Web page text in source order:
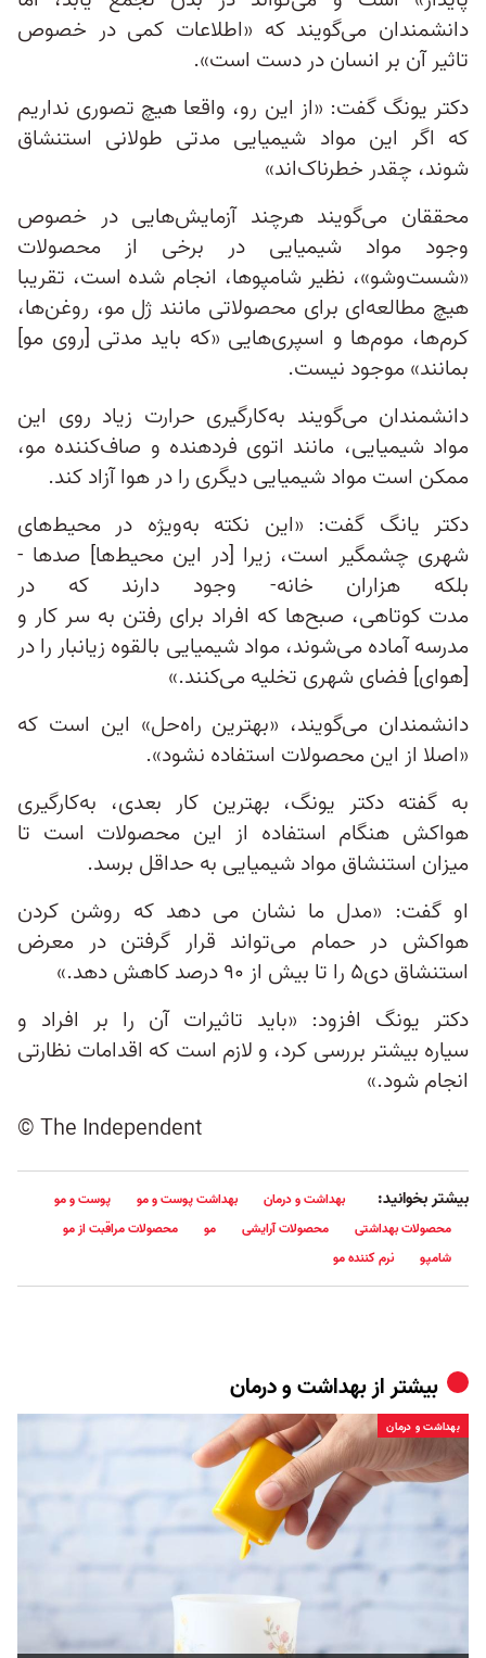
دانشمندان می‌گویند که «اطلاعات کمی در خصوص
تاثیر آن بر انسان در دست است».
دکتر یونگ گفت: «از این رو، واقعا هیچ تصوری نداریم
که اگر این مواد شیمیایی مدتی طولانی استنشاق
شوند، چقدر خطرناک‌اند»
محققان می‌گویند هرچند آزمایش‌هایی در خصوص
وجود مواد شیمیایی در برخی از محصولات
«شست‌وشو»، نظیر شامپوها، انجام شده است، تقریبا
هیچ مطالعه‌ای برای محصولاتی مانند ژل مو، روغن‌ها،
کرم‌ها، موم‌ها و اسپری‌هایی «که باید مدتی [روی مو]
بمانند» موجود نیست.
دانشمندان می‌گویند به‌کارگیری حرارت زیاد روی این
مواد شیمیایی، مانند اتوی فردهنده و صاف‌کننده مو،
ممکن است مواد شیمیایی دیگری را در هوا آزاد کند.
دکتر یانگ گفت: «این نکته به‌ویژه در محیط‌های
شهری چشمگیر است، زیرا [در این محیط‌ها] صدها -
بلکه هزاران خانه- وجود دارند که در
مدت کوتاهی، صبح‌ها که افراد برای رفتن به سر کار و
مدرسه آماده می‌شوند، مواد شیمیایی بالقوه ز‌یانبار را در
[هوای] فضای شهری تخلیه می‌کنند.»
دانشمندان می‌گویند، «بهترین راه‌حل» این است که
«اصلا از این محصولات استفاده نشود».
به گفته دکتر یونگ، بهترین کار بعدی، به‌کارگیری
هواکش هنگام استفاده از این محصولات است تا
میزان استنشاق مواد شیمیایی به حداقل برسد.
او گفت: «مدل ما نشان می دهد که روشن کردن
هواکش در حمام می‌تواند قرار گرفتن در معرض
استنشاق دی۵ را تا بیش از ۹۰ درصد کاهش دهد.»
دکتر یونگ افزود: «باید تاثیرات آن را بر افراد و
سیاره بیشتر بررسی کرد، و لازم است که اقدامات نظارتی
انجام شود.»
© The Independent
بیشتر بخوانید: بهداشت و درمان بهداشت پوست و مو
پوست و مو
محصولات بهداشتی
محصولات آرایشی مو
محصولات مراقبت از مو
شامپو
نرم‌ کننده مو
بیشتر ازبهداشت و درمان
بهداشت و درمان